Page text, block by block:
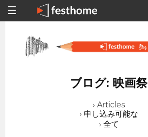
ブログ: 映画祭
› Articles
› 申し込み可能な
› 全て